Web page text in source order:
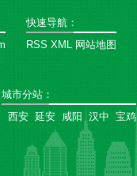
快速导航：
RSS XML 网站地图
城市分站 ：
西安 延安 咸阳 汉中 宝鸡